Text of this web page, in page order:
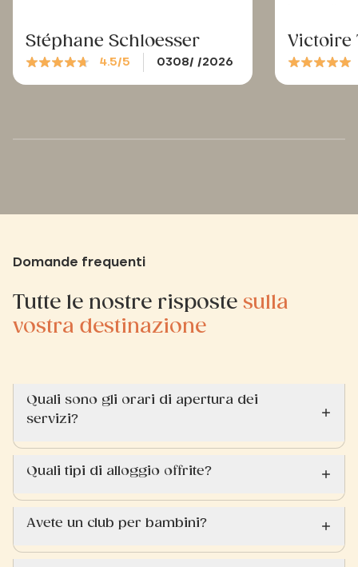
Stéphane Schloesser
4.5/5 0308/ /2026
Victoire
Domande frequenti
Tutte le nostre risposte sulla
vostra destinazione
Quali sono gli orari di apertura dei
servizi?
Quali tipi di alloggio offrite?
Avete un club per bambini?